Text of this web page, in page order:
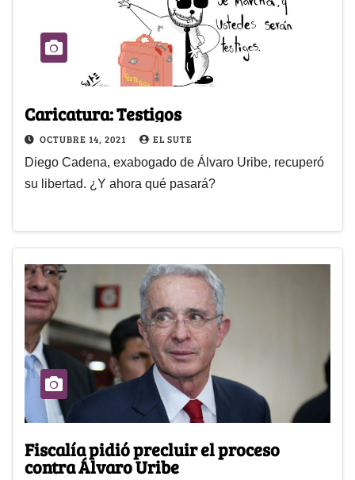
Caricatura: Testigos
OCTUBRE 14, 2021 EL SUTE
Diego Cadena, exabogado de Álvaro Uribe, recuperó
su libertad. ¿Y ahora qué pasará?
Fiscalía pidió precluir el proceso
contra Álvaro Uribe